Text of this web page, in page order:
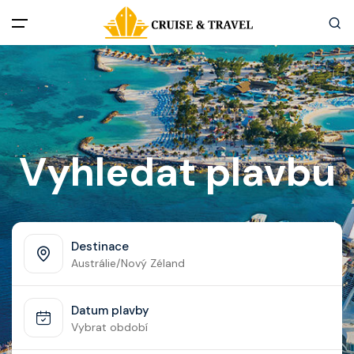
Menu
Akční nabídky
Destinace
Zážitky z plaveb
Užitečné informace
Často kladené otázky
Články
Vyhledat plavbu
Destinace
Austrálie/Nový Zéland
Datum plavby
Vybrat období